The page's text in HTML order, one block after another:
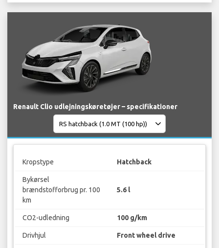
Renault Clio udlejningskøretøjer – specifikationer
Kropstype Hatchback
Bykørsel
brændstofforbrug pr. 100
km
5.6 l
CO2-udledning 100 g/km
Drivhjul Front wheel drive